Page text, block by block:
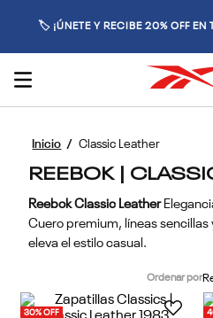
🏷️ ¡ÚNETE Y RECIBE 20% OFF
Classic Leather
REEBOK |
Reebok Classic Leather
Cuero premium, líneas
eleva el estilo casual.
Ordenar por
30% OFF